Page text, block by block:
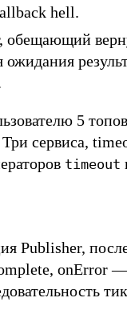
hell.
ожидания
5
сервиса,
timeout
Publisher,
onError